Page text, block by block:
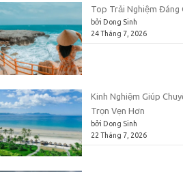
Top Trải Nghiệm Đáng
bởi Dong Sinh
24 Tháng 7, 2026
Kinh Nghiệm Giúp
Trọn Vẹn Hơn
bởi Dong Sinh
22 Tháng 7, 2026